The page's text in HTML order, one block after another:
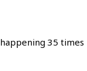
35 times